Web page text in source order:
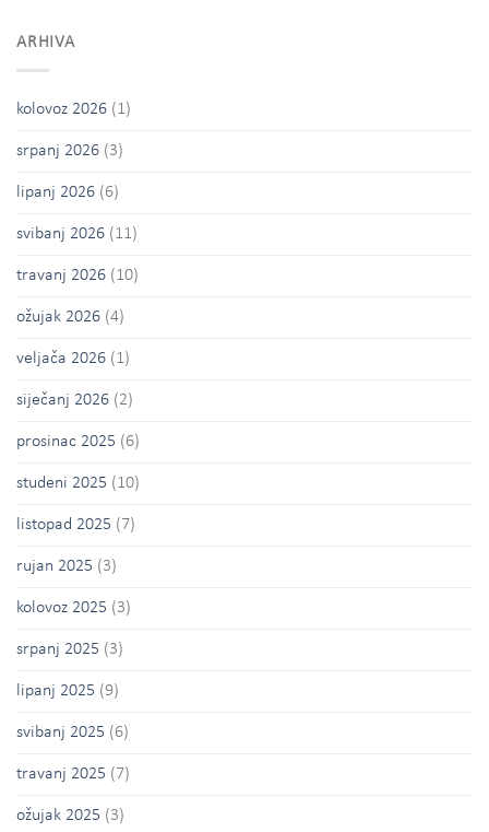
ARHIVA
kolovoz 2026 (1)
srpanj 2026 (3)
lipanj 2026 (6)
svibanj 2026 (11)
travanj 2026 (10)
ožujak 2026 (4)
veljača 2026 (1)
siječanj 2026 (2)
prosinac 2025 (6)
studeni 2025 (10)
listopad 2025 (7)
rujan 2025 (3)
kolovoz 2025 (3)
srpanj 2025 (3)
lipanj 2025 (9)
svibanj 2025 (6)
travanj 2025 (7)
ožujak 2025 (3)